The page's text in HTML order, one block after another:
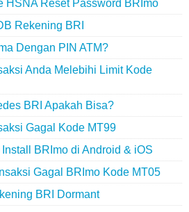
HSNA Reset Password BRImo
Rekening BRI
Dengan PIN ATM?
Anda Melebihi Limit Kode
BRI Apakah Bisa?
Gagal Kode MT99
BRImo di Android & iOS
Gagal BRImo Kode MT05
BRI Dormant